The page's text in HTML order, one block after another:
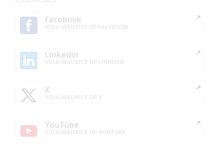
Facebook
Linkedin
X
YouTube